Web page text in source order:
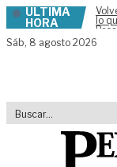
Skip to content
ÚLTIMA
HORA
lo
Sáb, 8 agosto 2026